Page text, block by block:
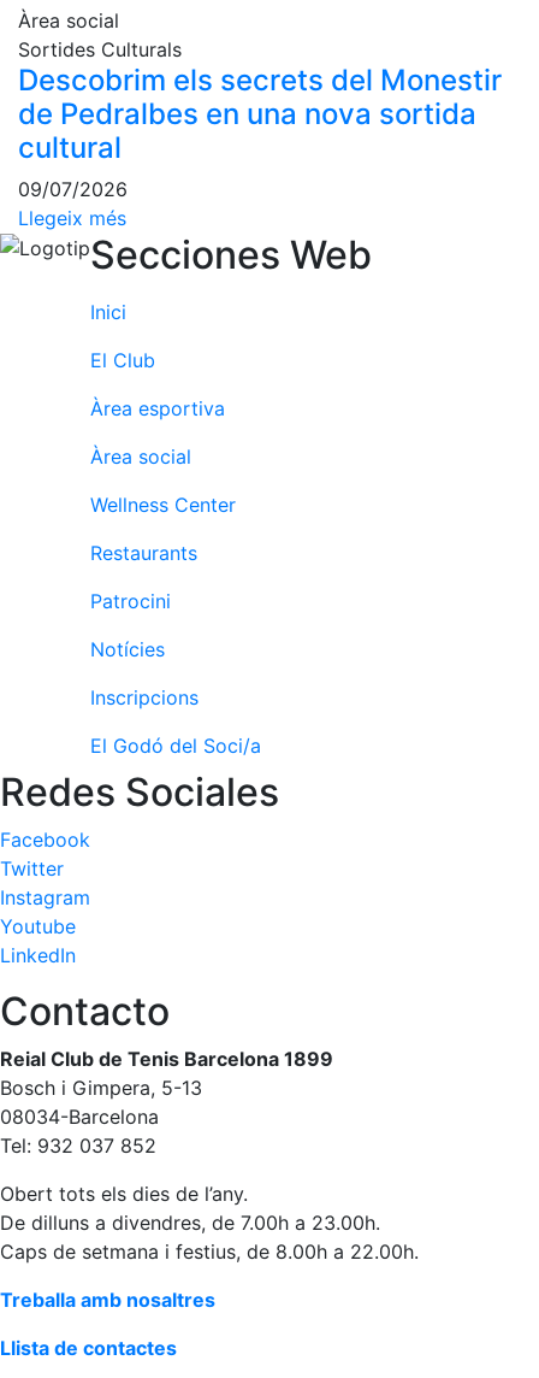
Calendari
d'Activitats
Socials
Jocs de taula
Penyes del
Club
Wellness
Center
fisiosalut
Entrenaments
Activitats
dirigides
Normativa
Restaurants
Restaurant
Chill Out
Bar
Patrocini
Patrocinadors
Avantatges
Publicitat a la
Revista
Vols ser
Patrocinador
del Club?
Notícies
Inscripcions
Godó
del
Àrea social
Sortides Culturals
Descobrim els secrets del Monestir
de Pedralbes en una nova sortida
cultural
09/07/2026
Llegeix més
Secciones Web
Inici
El Club
Àrea esportiva
Àrea social
Wellness Center
Restaurants
Patrocini
Notícies
Inscripcions
El Godó del Soci/a
Redes Sociales
Facebook
Twitter
Instagram
Youtube
LinkedIn
Contacto
Reial Club de Tenis Barcelona 1899
Bosch i Gimpera, 5-13
08034-Barcelona
Tel: 932 037 852
Obert tots els dies de l’any.
De dilluns a divendres, de 7.00h a 23.00h.
Caps de setmana i festius, de 8.00h a 22.00h.
Treballa amb nosaltres
Llista de contactes